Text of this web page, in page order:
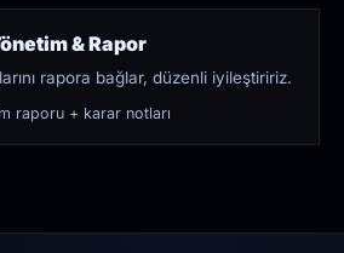
& Rapor
rapora bağlar, düzenli iyileştiririz.
raporu + karar notları